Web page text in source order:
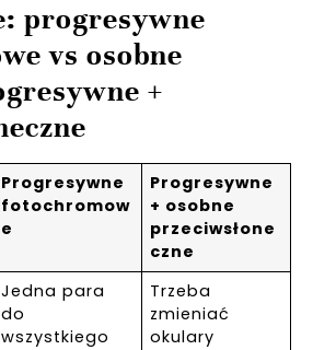
progresywne
vs osobne
+
Progresywne
fotochromow
e
Progresywne
+ osobne
przeciwsłone
czne
Jedna para
do
wszystkiego
Trzeba
zmieniać
okulary